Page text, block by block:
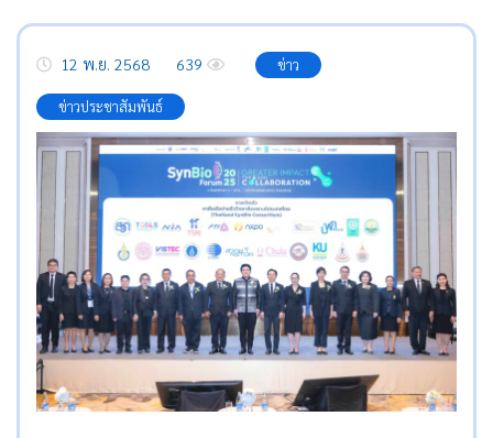
12 พ.ย. 2568 639 ข่าว
ข่าวประชาสัมพันธ์